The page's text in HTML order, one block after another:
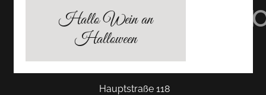
TRIPADVISOR
INSTAGRAM
Hauptstraße 118
Hallo Wein an
Halloween